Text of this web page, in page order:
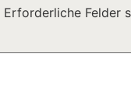
Erforderliche Felder